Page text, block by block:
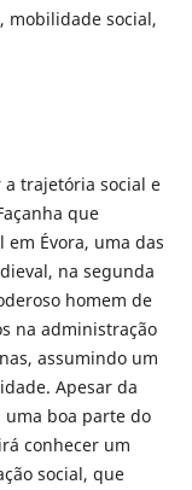
mobilidade social,
trajetória social e
que
Évora, uma das
na segunda
homem de
na administração
assumindo um
Apesar da
uma boa parte do
conhecer um
social, que